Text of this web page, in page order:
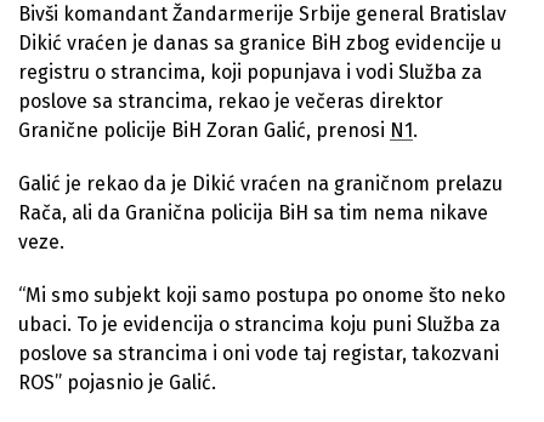
Bivši komandant Žandarmerije Srbije general Bratislav
Dikić vraćen je danas sa granice BiH zbog evidencije u
registru o strancima, koji popunjava i vodi Služba za
poslove sa strancima, rekao je večeras direktor
Granične policije BiH Zoran Galić, prenosi N1.
Galić je rekao da je Dikić vraćen na graničnom prelazu
Rača, ali da Granična policija BiH sa tim nema nikave
veze.
“Mi smo subjekt koji samo postupa po onome što neko
ubaci. To je evidencija o strancima koju puni Služba za
poslove sa strancima i oni vode taj registar, takozvani
ROS” pojasnio je Galić.